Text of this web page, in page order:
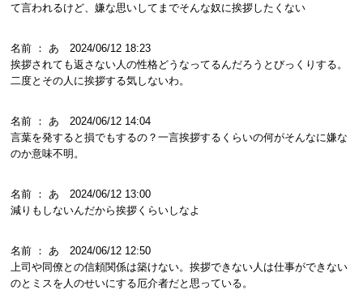
て言われるけど、嫌な思いしてまでそんな奴に挨拶したくない
名前 ： あ 2024/06/12 18:23
挨拶されても返さない人の性格どうなってるんだろうとびっくりする。
二度とその人に挨拶する気しないわ。
名前 ： あ 2024/06/12 14:04
言葉を発すると損でもするの？一言挨拶するくらいの何がそんなに嫌な
のか意味不明。
名前 ： あ 2024/06/12 13:00
減りもしないんだから挨拶くらいしなよ
名前 ： あ 2024/06/12 12:50
上司や同僚との信頼関係は築けない。挨拶できない人は仕事ができない
のとミスを人のせいにする厄介者だと思っている。